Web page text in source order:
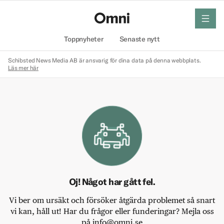
Toppnyheter Senaste nytt
meny
Schibsted News Media AB är ansvarig för dina data på denna webbplats.
Läs mer här
Oj! Något har gått fel.
Vi ber om ursäkt och försöker åtgärda problemet så snart
vi kan, håll ut! Har du frågor eller funderingar? Mejla oss